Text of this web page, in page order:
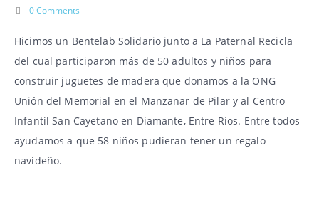
0 Comments
Hicimos un Bentelab Solidario junto a La Paternal Recicla
del cual participaron más de 50 adultos y niños para
construir juguetes de madera que donamos a la ONG
Unión del Memorial en el Manzanar de Pilar y al Centro
Infantil San Cayetano en Diamante, Entre Ríos. Entre todos
ayudamos a que 58 niños pudieran tener un regalo
navideño.